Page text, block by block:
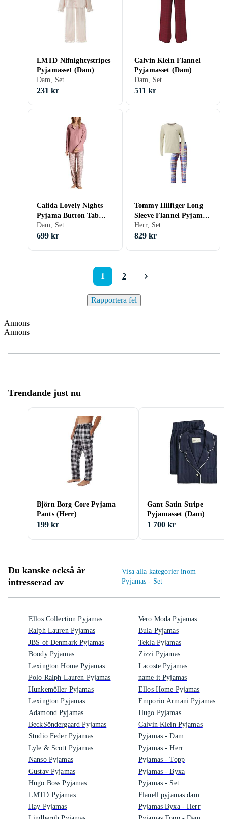
LMTD Nlfnightystripes
Pyjamasset (Dam)
Dam, Set
231 kr
Calvin Klein Flannel
Pyjamasset (Dam)
Dam, Set
511 kr
Calida Lovely Nights
Pyjama Button Tab
(Dam)
Dam, Set
699 kr
Tommy Hilfiger Long
Sleeve Flannel Pyjama
Set (Herr)
Herr, Set
829 kr
1 2
Rapportera fel
Annons
Annons
Trendande just nu
Björn Borg Core Pyjama
Pants (Herr)
199 kr
Gant Satin Stripe
Pyjamasset (Dam)
1 700 kr
Du kanske också är
intresserad av
Visa alla kategorier inom
Pyjamas - Set
Ellos Collection Pyjamas
Ralph Lauren Pyjamas
JBS of Denmark Pyjamas
Boody Pyjamas
Lexington Home Pyjamas
Polo Ralph Lauren Pyjamas
Hunkemöller Pyjamas
Lexington Pyjamas
Adamond Pyjamas
BeckSöndergaard Pyjamas
Studio Feder Pyjamas
Lyle & Scott Pyjamas
Nanso Pyjamas
Gustav Pyjamas
Hugo Boss Pyjamas
LMTD Pyjamas
Hay Pyjamas
Vero Moda Pyjamas
Bula Pyjamas
Tekla Pyjamas
Zizzi Pyjamas
Lacoste Pyjamas
name it Pyjamas
Ellos Home Pyjamas
Emporio Armani Pyjamas
Hugo Pyjamas
Calvin Klein Pyjamas
Pyjamas - Dam
Pyjamas - Herr
Pyjamas - Topp
Pyjamas - Byxa
Pyjamas - Set
Flanell pyjamas dam
Pyjamas Byxa - Herr